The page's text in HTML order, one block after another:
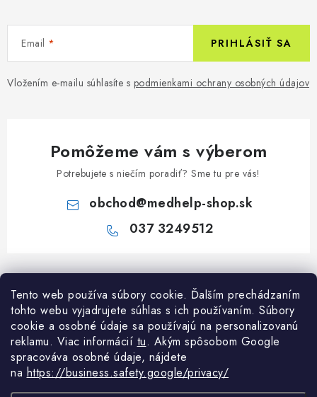
Tento web používa súbory cookie. Ďalším prechádzaním
tohto webu vyjadrujete súhlas s ich používaním. Súbory
cookie a osobné údaje sa používajú na personalizovanú
reklamu. Viac informácií tu. Akým spôsobom Google
spracováva osobné údaje, nájdete
na https://business.safety.google/privacy/
Email
Vložením e-mailu súhlasíte s podmienkami ochrany osobných údajov
PRIHLÁSIŤ SA
Pomôžeme vám s výberom
Potrebujete s niečím poradiť? Sme tu pre vás!
obchod@medhelp-shop.sk
037 3249512
Z
á
Informácie pre vás
O firme
Všetko o nákupe
Kontakty
Všetko o nákupe
Obchodné podmienky
NAPÍŠTE NÁM NA WHATSAPP
Potrebujete poradiť?Spýtajte sa nášho